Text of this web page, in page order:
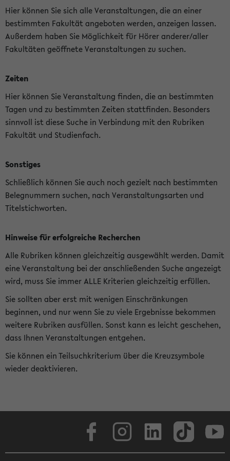
Hier können Sie sich alle Veranstaltungen, die an einer
bestimmten Fakultät angeboten werden, anzeigen lassen.
Außerdem haben Sie Möglichkeit für Hörer anderer/aller
Fakultäten geöffnete Veranstaltungen zu suchen.
Zeiten
Hier können Sie Veranstaltung finden, die an bestimmten
Tagen und zu bestimmten Zeiten stattfinden. Besonders
sinnvoll ist diese Suche in Verbindung mit den Rubriken
Fakultät und Studienfach.
Sonstiges
Schließlich können Sie auch noch gezielt nach bestimmten
Belegnummern suchen, nach Veranstaltungsarten und
Titelstichworten.
Hinweise für erfolgreiche Recherchen
Alle Rubriken können gleichzeitig ausgewählt werden. Damit
eine Veranstaltung bei der anschließenden Suche angezeigt
wird, muss Sie immer ALLE Kriterien gleichzeitig erfüllen.
Sie sollten aber erst mit wenigen Einschränkungen
beginnen, und nur wenn Sie zu viele Ergebnisse bekommen
weitere Rubriken ausfüllen. Sonst kann es leicht geschehen,
dass Ihnen Veranstaltungen entgehen.
Sie können ein Teilsuchkriterium über die Kreuzsymbole
wieder deaktivieren.